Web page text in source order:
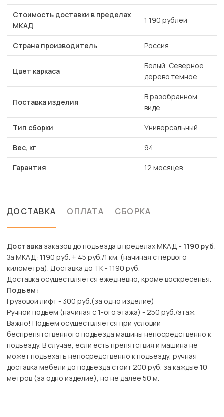
Стоимость доставки в пределах
МКАД
1 190 рублей
Страна производитель Россия
Цвет каркаса
Белый, Северное
дерево темное
Поставка изделия
В разобранном
виде
Тип сборки Универсальный
Вес, кг 94
Гарантия 12 месяцев
ДОСТАВКА ОПЛАТА СБОРКА
Доставка заказов до подъезда в пределах МКАД - 1190 руб.
За МКАД: 1190 руб. + 45 руб./1 км. (начиная с первого
километра). Доставка до ТК - 1190 руб.
Доставка осуществляется ежедневно, кроме воскресенья.
Подъем:
Грузовой лифт - 300 руб.(за одно изделие)
Ручной подъем (начиная с 1-ого этажа) - 250 руб./этаж.
Важно! Подъем осуществляется при условии
беспрепятственного подъезда машины непосредственно к
подъезду. В случае, если есть препятствия и машина не
может подъехать непосредственно к подъезду, ручная
доставка мебели до подъезда стоит 200 руб. за каждые 10
метров (за одно изделие), но не далее 50 м.